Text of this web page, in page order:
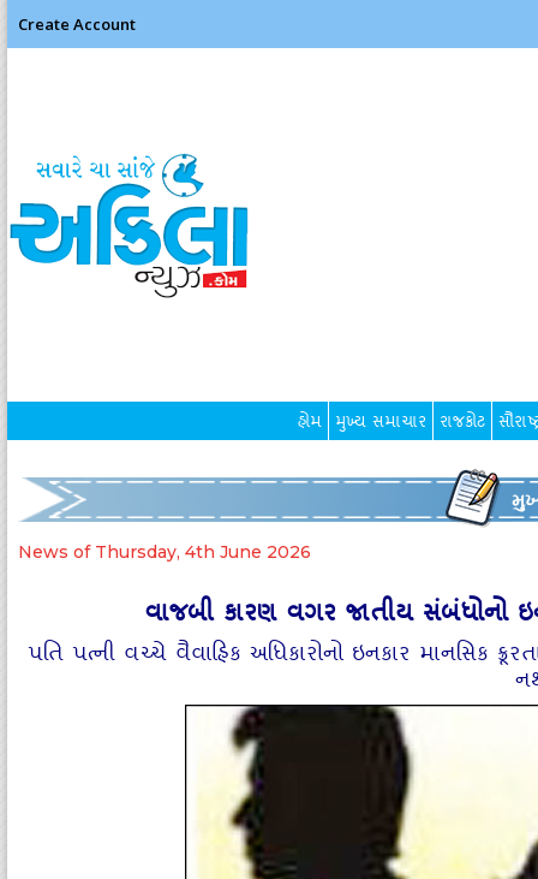
Create Account
હોમ મુખ્ય સમાચાર રાજકોટ
News of Thursday, 4th June 2026
વાજબી કારણ વગર જાતીય સંબંધોનો
પતિ પત્‍ની વચ્‍ચે વૈવાહિક અધિકારોનો ઇનકાર માનસિક